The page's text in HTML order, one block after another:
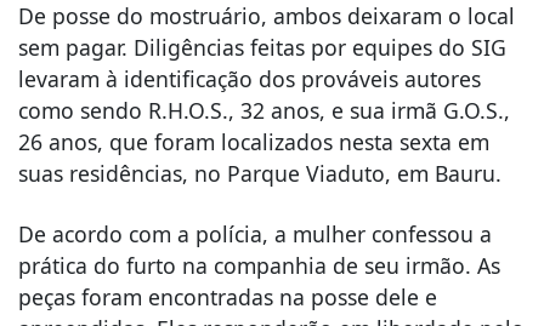
De posse do mostruário, ambos deixaram o local
sem pagar. Diligências feitas por equipes do SIG
levaram à identificação dos prováveis autores
como sendo R.H.O.S., 32 anos, e sua irmã G.O.S.,
26 anos, que foram localizados nesta sexta em
suas residências, no Parque Viaduto, em Bauru.
De acordo com a polícia, a mulher confessou a
prática do furto na companhia de seu irmão. As
peças foram encontradas na posse dele e